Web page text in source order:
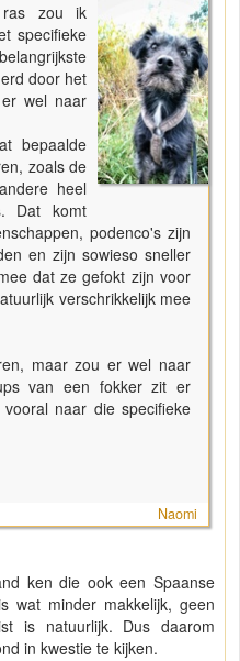
zou ik
specifieke
door het
wel naar
bepaalde
zoals de
heel
Dat komt
podenco's zijn
en zijn sowieso sneller
dat ze gefokt zijn voor
verschrikkelijk mee
maar zou er wel naar
van een fokker zit er
naar die specifieke
Naomi
ken die ook een Spaanse
wat minder makkelijk, geen
is natuurlijk. Dus daarom
in kwestie te kijken.